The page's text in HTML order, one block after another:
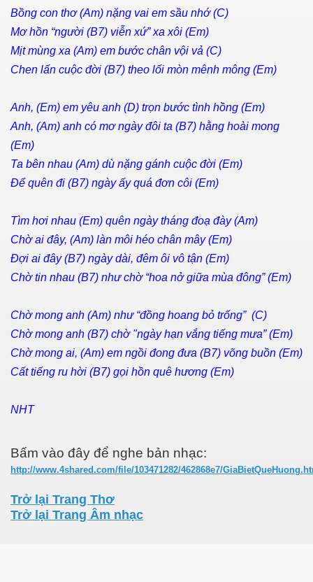
Bồng con thơ (Am) nặng vai em sầu nhớ (C)
Mơ hồn “người (B7) viễn xứ” xa xôi (Em)
Mịt mùng xa (Am) em bước chân vội vả (C)
Chen lấn cuộc đời (B7) theo lối mòn mênh mông (Em)
Anh, (Em) em yêu anh (D) trọn bước tình hồng (Em)
Anh, (Am) anh có mơ ngày đôi ta (B7) hằng hoài mong
(Em)
Ta bên nhau (Am) dù nặng gánh cuộc đời (Em)
Để quên đi (B7) ngày ấy quá đơn côi (Em)
Tìm hơi nhau (Em) quên ngày tháng đoạ đày (Am)
Chờ ai đây, (Am) làn môi héo chân mây (Em)
Đợi ai đây (B7) ngày dài, đêm ôi vô tận (Em)
Chờ tin nhau (B7) như chờ “hoa nở giữa mùa đông” (Em)
Chờ mong anh (Am) như “đồng hoang bỏ trống” (C)
Chờ mong anh (B7) chờ "ngày hạn vắng tiếng mưa” (Em)
Chờ mong ai, (Am) em ngồi đong đưa (B7) võng buồn (Em)
Cất tiếng ru hời (B7) gọi hồn quê hương (Em)
NHT
Bấm vào đây để nghe bản nhạc:
http://www.4shared.com/file/103471282/462868e7/
Trở lại Trang Thơ
Trở lại Trang Âm nhạc